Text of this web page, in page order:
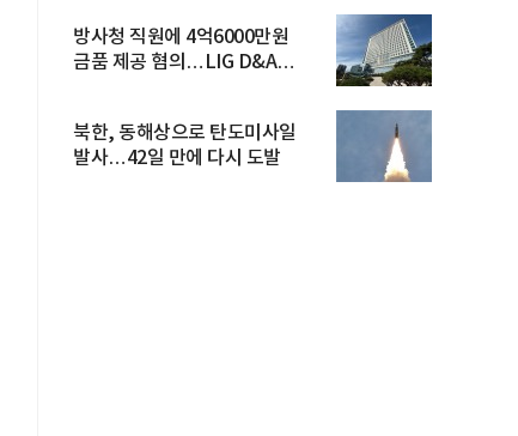
방사청 직원에 4억6000만원
금품 제공 혐의…LIG D&A
북한, 동해상으로 탄도미사일
발사…42일 만에 다시 도발